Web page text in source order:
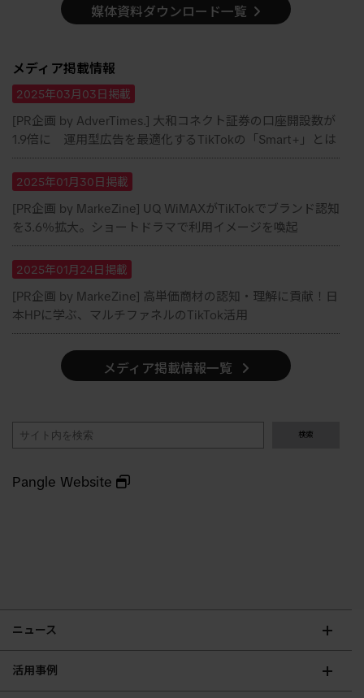
媒体資料ダウンロード一覧
メディア掲載情報
2025年03月03日掲載
[PR企画 by AdverTimes.] 大和コネクト証券の口座開設数が
1.9倍に 運用型広告を最適化するTikTokの「Smart+」とは
2025年01月30日掲載
[PR企画 by MarkeZine] UQ WiMAXがTikTokでブランド認知
を3.6％拡大。ショートドラマで利用イメージを喚起
2025年01月24日掲載
[PR企画 by MarkeZine] 高単価商材の認知・理解に貢献！日
本HPに学ぶ、マルチファネルのTikTok活用
メディア掲載情報一覧
検索
Pangle Website
ニュース
活用事例